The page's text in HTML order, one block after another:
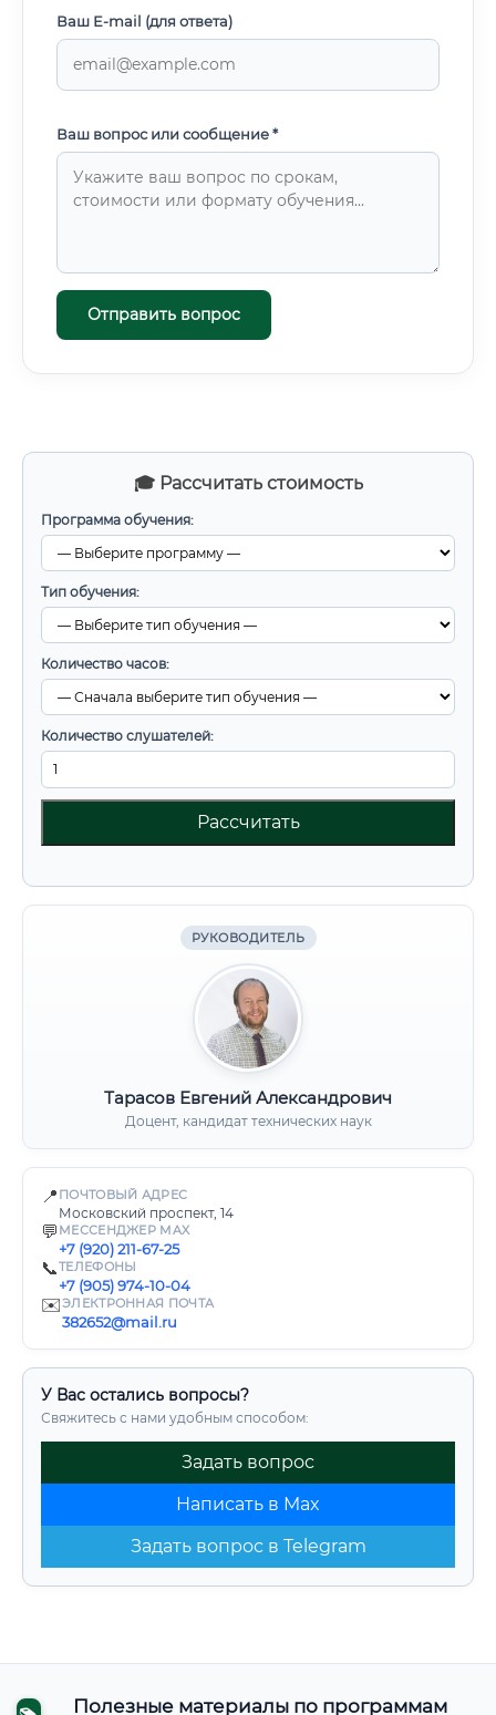
🎓 Рассчитать стоимость
Программа обучения:
Тип обучения:
Количество часов:
Количество слушателей:
Рассчитать
РУКОВОДИТЕЛЬ
Тарасов Евгений Александрович
Доцент, кандидат технических наук
📍 ПОЧТОВЫЙ АДРЕС
Московский проспект, 14
💬 МЕССЕНДЖЕР MAX
+7 (920) 211-67-25
📞ТЕЛЕФОНЫ
+7 (905) 974-10-04
✉️ЭЛЕКТРОННАЯ ПОЧТА
382652@mail.ru
У Вас остались вопросы?
Свяжитесь с нами удобным способом:
Задать вопрос
Написать в Max
Задать вопрос в Telegram
Ваш E-mail (для ответа)
Ваш вопрос или сообщение *
Отправить вопрос
Полезные материалы по программам